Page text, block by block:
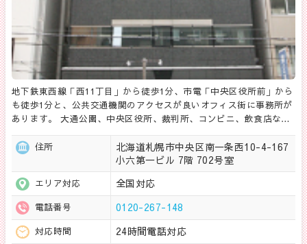
地下鉄東西線「西11丁目」から徒歩1分、市電「中央区役所前」から
も徒歩1分と、公共交通機関のアクセスが良いオフィス街に事務所が
あります。 大通公園、中央区役所、裁判所、コンビニ、飲食店な…
住所
北海道札幌市中央区南一条西10-4-167
小六第一ビル 7階 702号室
エリア対応 全国対応
電話番号 0120-267-148
対応時間 24時間電話対応